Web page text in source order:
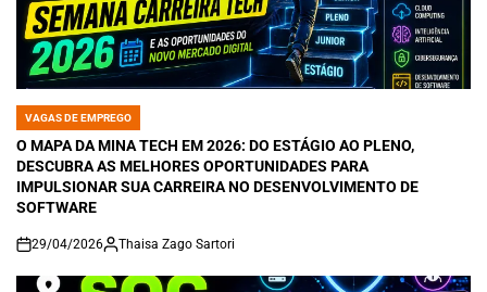
POSTED
IN
VAGAS DE EMPREGO
O MAPA DA MINA TECH EM 2026: DO ESTÁGIO AO PLENO,
DESCUBRA AS MELHORES OPORTUNIDADES PARA
IMPULSIONAR SUA CARREIRA NO DESENVOLVIMENTO DE
SOFTWARE
on
29/04/2026 Thaisa Zago Sartori